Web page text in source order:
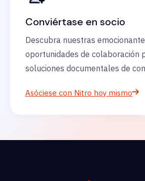
Conviértase en socio
Descubra nuestras
oportunidades de colaboración
soluciones documentales de
Asóciese con Nitro hoy mismo